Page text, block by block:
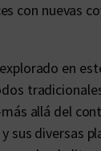
con nuevas
en
allá del
sus diversas